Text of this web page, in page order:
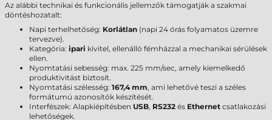
Az alábbi technikai és funkcionális jellemzők támogatják a szakmai
döntéshozatalt:
Napi terhelhetőség: Korlátlan (napi 24 órás folyamatos üzemre
tervezve).
Kategória: ipari kivitel, ellenálló fémházzal a mechanikai sérülések
ellen.
Nyomtatási sebesség: max. 225 mm/sec, amely kiemelkedő
produktivitást biztosít.
Nyomtatási szélesség: 167,4 mm, ami lehetővé teszi a széles
formátumú azonosítók készítését.
Interfészek: Alapkiépítésben USB, RS232 és Ethernet csatlakozási
lehetőségek.